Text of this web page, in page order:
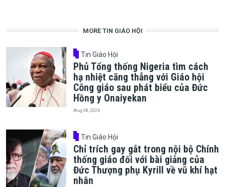
MORE TIN GIÁO HỘI
Tin Giáo Hội
Phủ Tổng thống Nigeria tìm cách
hạ nhiệt căng thẳng với Giáo hội
Công giáo sau phát biểu của Đức
Hồng y Onaiyekan
Aug 08, 2026
Tin Giáo Hội
Chỉ trích gay gắt trong nội bộ Chính
thống giáo đối với bài giảng của
Đức Thượng phụ Kyrill về vũ khí hạt
nhân